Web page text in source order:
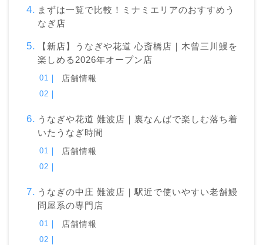
まずは一覧で比較！ミナミエリアのおすすめう
なぎ店
【新店】うなぎや花道 心斎橋店｜木曾三川鰻を
楽しめる2026年オープン店
店舗情報
うなぎや花道 難波店｜裏なんばで楽しむ落ち着
いたうなぎ時間
店舗情報
うなぎの中庄 難波店｜駅近で使いやすい老舗鰻
問屋系の専門店
店舗情報